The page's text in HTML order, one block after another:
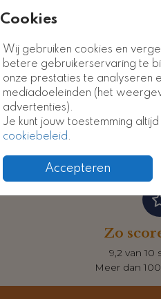
Cookies
Wij gebruiken cookies en
betere gebruikerservaring te
onze prestaties te analyseren
mediadoeleinden (het
advertenties).
Je kunt jouw toestemming
cookiebeleid.
Accepteren
Zo
9,2 van 10
Meer dan